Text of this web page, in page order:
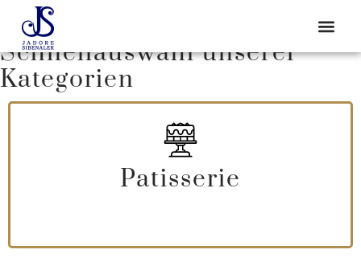
Schnellauswahl unserer
Kategorien
Patisserie